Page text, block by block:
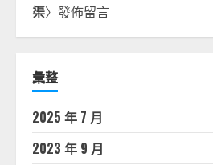
渠〉發佈留言
彙整
2025 年 7 月
2023 年 9 月